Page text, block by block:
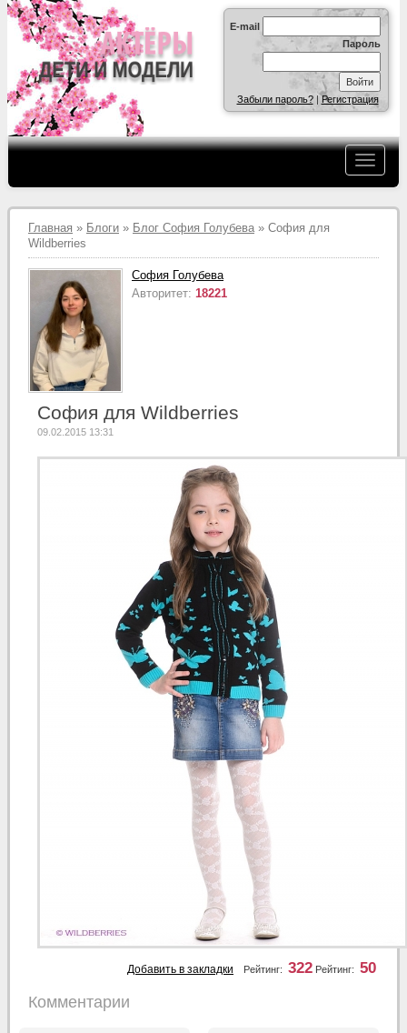
E-mail
Пароль
Забыли пароль?|Регистрация
Главная » Блоги » Блог София Голубева » София для
Wildberries
София Голубева
Авторитет: 18221
София для Wildberries
09.02.2015 13:31
Рейтинг: 50
Рейтинг: 322
Добавить в закладки
Комментарии